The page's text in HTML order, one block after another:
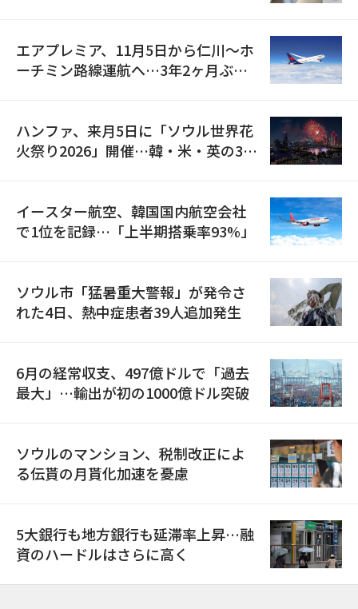
エアプレミア、11月5日から仁川〜ホ
ーチミン路線運航へ…3年2ヶ月ぶり
ハンファ、来月5日に「ソウル世界花
火祭り2026」開催…韓・米・英の3カ
イースター航空、韓国国内航空会社
で1位を記録…「上半期搭乗率93%」
ソウル市「猛暑重大警報」が発令さ
れた4日、熱中症患者39人追加発生
6月の経常収支、497億ドルで「過去
最大」…輸出が初の1000億ドル突破
ソウルのマンション、税制改正によ
る伝貰の月貰化加速を憂慮
5大銀行も地方銀行も延滞率上昇…融
資のハードルはさらに高く